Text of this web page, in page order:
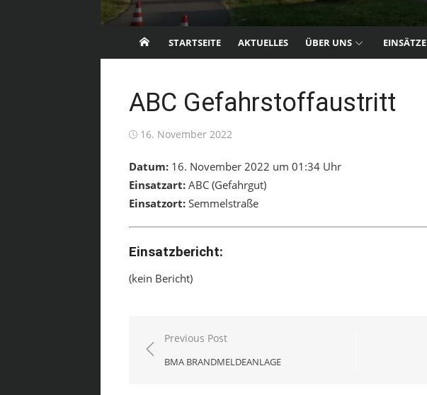
STARTSEITE AKTUELLES ÜBER UNS EINSÄTZE
ABC Gefahrstoffaustritt
Posted
16. November 2022
Datum: 16. November 2022 um 01:34 Uhr
Einsatzart: ABC (Gefahrgut)
Einsatzort: Semmelstraße
Einsatzbericht:
(kein Bericht)
Beitragsnavigation
Previous Post
BMA BRANDMELDEANLAGE